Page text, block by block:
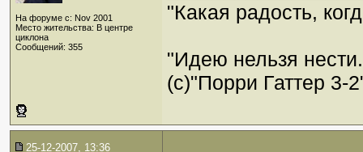
На форуме с: Nov 2001
Место жительства: В центре
циклона
Сообщений: 355
"Какая радость,
"Идею нельзя
(c)"Порри Гаттер 3-
25-12-2007, 13:36